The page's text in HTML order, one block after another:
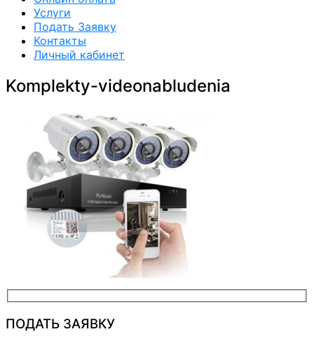
Услуги
Подать Заявку
Контакты
Личный кабинет
Komplekty-videonabludenia
ПОДАТЬ ЗАЯВКУ